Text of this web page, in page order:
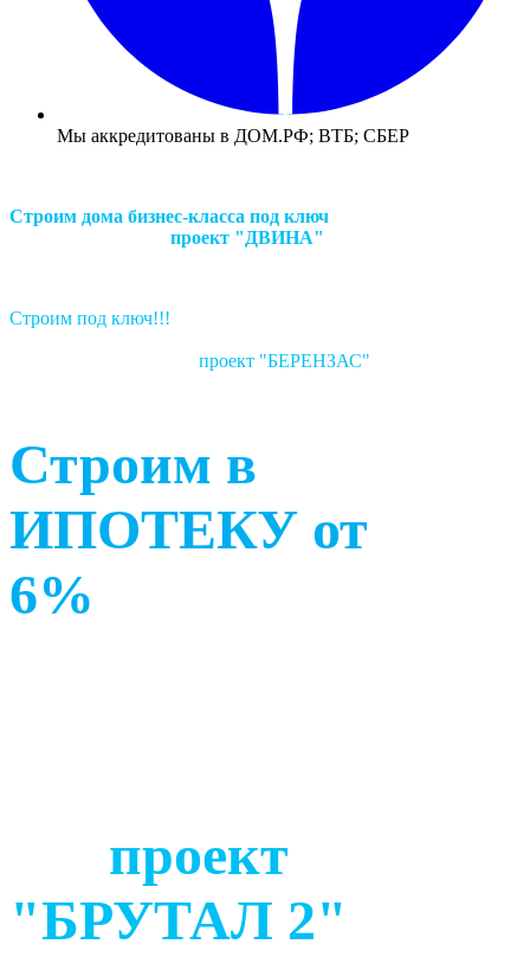
Мы аккредитованы в ДОМ.РФ; ВТБ; СБЕР
Строим дома бизнес-класса под ключ
проект "ДВИНА"
Строим под ключ!!!
проект "БЕРЕНЗАС"
Строим в
ИПОТЕКУ от
6%
проект
"БРУТАЛ 2"